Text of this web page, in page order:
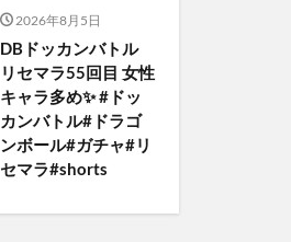
2026年8月5日
DBドッカンバトル
リセマラ55回目 女性
キャラ多め✨️ #ドッ
カンバトル#ドラゴ
ンボール#ガチャ#リ
セマラ#shorts